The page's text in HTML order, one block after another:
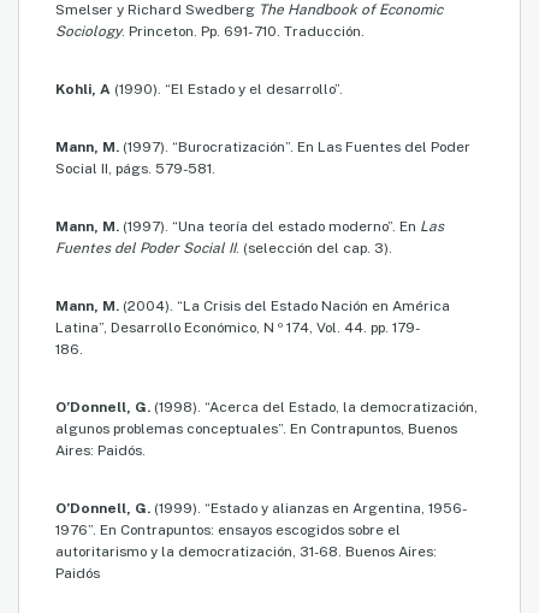
Smelser y Richard Swedberg The Handbook of Economic
Sociology. Princeton. Pp. 691- 710. Traducción.
Kohli, A (1990). “El Estado y el desarrollo”.
Mann, M. (1997). “Burocratización”. En Las Fuentes del Poder
Social II, págs. 579-581.
Mann, M. (1997). “Una teoría del estado moderno”. En Las
Fuentes del Poder Social II. (selección del cap. 3).
Mann, M. (2004). “La Crisis del Estado Nación en América
Latina”, Desarrollo Económico, N º 174, Vol. 44. pp. 179-
186.
O’Donnell, G. (1998). “Acerca del Estado, la democratización,
algunos problemas conceptuales”. En Contrapuntos, Buenos
Aires: Paidós.
O’Donnell, G. (1999). “Estado y alianzas en Argentina, 1956-
1976”. En Contrapuntos: ensayos escogidos sobre el
autoritarismo y la democratización, 31-68. Buenos Aires:
Paidós